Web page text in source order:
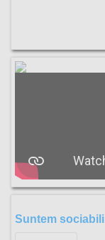
Suntem sociabili